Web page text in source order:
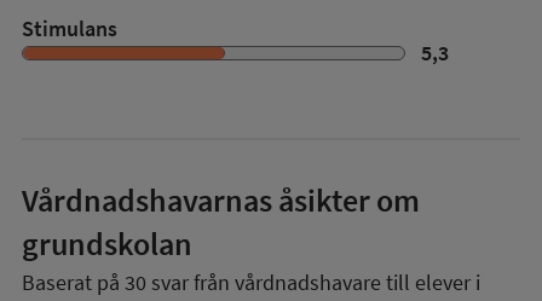
Stimulans
5,3
Vårdnadshavarnas åsikter om
grundskolan
Baserat på 30 svar från vårdnadshavare till elever i